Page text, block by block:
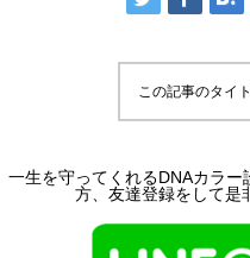
この記事のタイ
一生を守ってくれるDNAカラ
方、友達登録をして是